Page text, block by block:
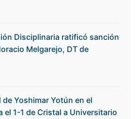
Disciplinaria ratificó sanción
Melgarejo, DT de
de Yoshimar Yotún en el
el 1-1 de Cristal a Universitario